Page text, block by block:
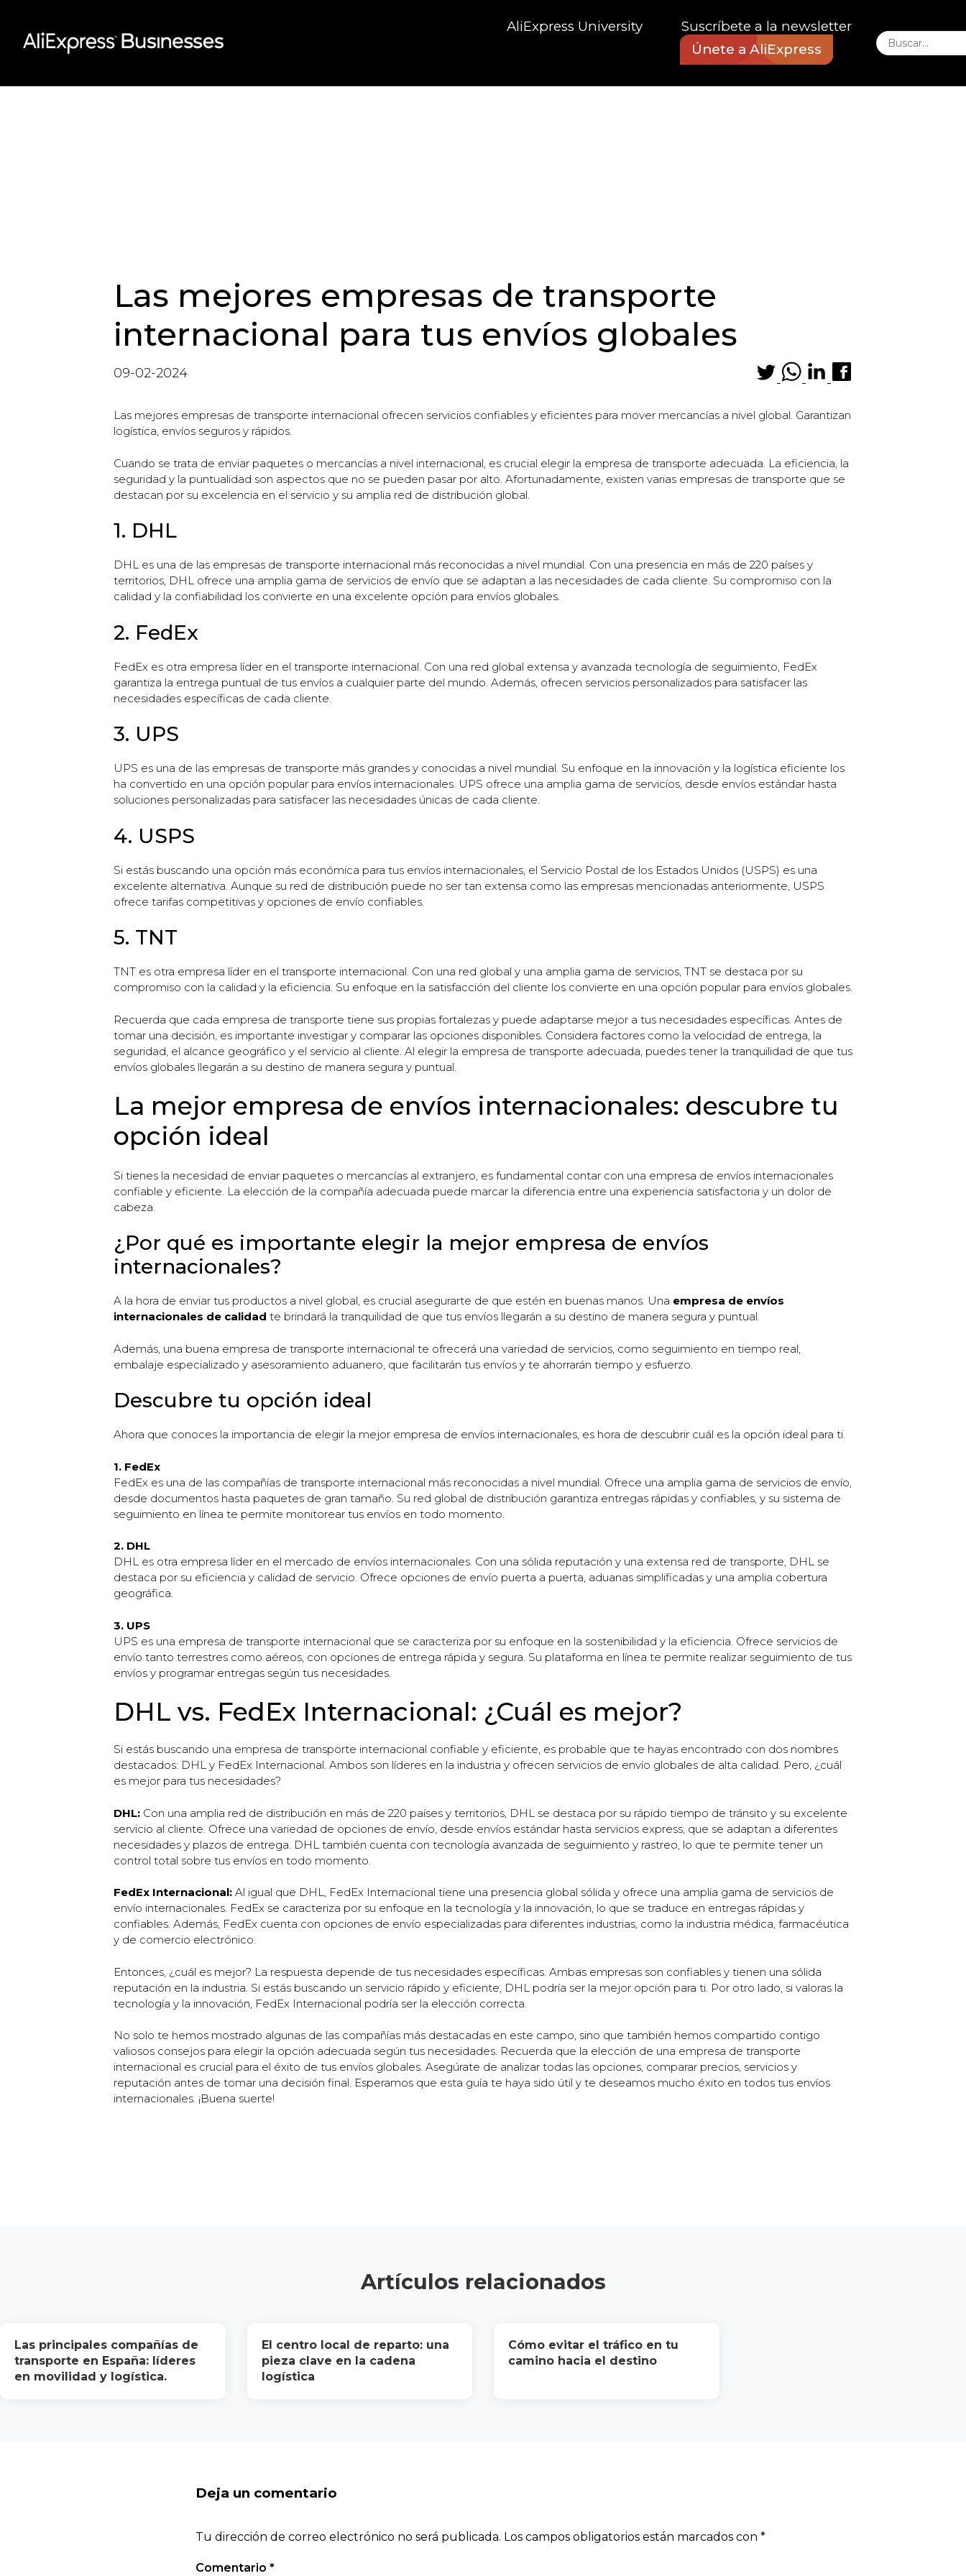
content
AliExpress University
Suscríbete a la newsletter
Únete a AliExpress
Las mejores empresas de transporte
internacional para tus envíos globales
09-02-2024
Las mejores empresas de transporte internacional ofrecen servicios confiables y eficientes para mover mercancías a nivel global. Garantizan
logística, envíos seguros y rápidos.
Cuando se trata de enviar paquetes o mercancías a nivel internacional, es crucial elegir la empresa de transporte adecuada. La eficiencia, la
seguridad y la puntualidad son aspectos que no se pueden pasar por alto. Afortunadamente, existen varias empresas de transporte que se
destacan por su excelencia en el servicio y su amplia red de distribución global.
1. DHL
DHL es una de las empresas de transporte internacional más reconocidas a nivel mundial. Con una presencia en más de 220 países y
territorios, DHL ofrece una amplia gama de servicios de envío que se adaptan a las necesidades de cada cliente. Su compromiso con la
calidad y la confiabilidad los convierte en una excelente opción para envíos globales.
2. FedEx
FedEx es otra empresa líder en el transporte internacional. Con una red global extensa y avanzada tecnología de seguimiento, FedEx
garantiza la entrega puntual de tus envíos a cualquier parte del mundo. Además, ofrecen servicios personalizados para satisfacer las
necesidades específicas de cada cliente.
3. UPS
UPS es una de las empresas de transporte más grandes y conocidas a nivel mundial. Su enfoque en la innovación y la logística eficiente los
ha convertido en una opción popular para envíos internacionales. UPS ofrece una amplia gama de servicios, desde envíos estándar hasta
soluciones personalizadas para satisfacer las necesidades únicas de cada cliente.
4. USPS
Si estás buscando una opción más económica para tus envíos internacionales, el Servicio Postal de los Estados Unidos (USPS) es una
excelente alternativa. Aunque su red de distribución puede no ser tan extensa como las empresas mencionadas anteriormente, USPS
ofrece tarifas competitivas y opciones de envío confiables.
5. TNT
TNT es otra empresa líder en el transporte internacional. Con una red global y una amplia gama de servicios, TNT se destaca por su
compromiso con la calidad y la eficiencia. Su enfoque en la satisfacción del cliente los convierte en una opción popular para envíos globales.
Recuerda que cada empresa de transporte tiene sus propias fortalezas y puede adaptarse mejor a tus necesidades específicas. Antes de
tomar una decisión, es importante investigar y comparar las opciones disponibles. Considera factores como la velocidad de entrega, la
seguridad, el alcance geográfico y el servicio al cliente. Al elegir la empresa de transporte adecuada, puedes tener la tranquilidad de que tus
envíos globales llegarán a su destino de manera segura y puntual.
La mejor empresa de envíos internacionales: descubre tu
opción ideal
Si tienes la necesidad de enviar paquetes o mercancías al extranjero, es fundamental contar con una empresa de envíos internacionales
confiable y eficiente. La elección de la compañía adecuada puede marcar la diferencia entre una experiencia satisfactoria y un dolor de
cabeza.
¿Por qué es importante elegir la mejor empresa de envíos
internacionales?
A la hora de enviar tus productos a nivel global, es crucial asegurarte de que estén en buenas manos. Una empresa de envíos
internacionales de calidad te brindará la tranquilidad de que tus envíos llegarán a su destino de manera segura y puntual.
Además, una buena empresa de transporte internacional te ofrecerá una variedad de servicios, como seguimiento en tiempo real,
embalaje especializado y asesoramiento aduanero, que facilitarán tus envíos y te ahorrarán tiempo y esfuerzo.
Descubre tu opción ideal
Ahora que conoces la importancia de elegir la mejor empresa de envíos internacionales, es hora de descubrir cuál es la opción ideal para ti.
1. FedEx
FedEx es una de las compañías de transporte internacional más reconocidas a nivel mundial. Ofrece una amplia gama de servicios de envío,
desde documentos hasta paquetes de gran tamaño. Su red global de distribución garantiza entregas rápidas y confiables, y su sistema de
seguimiento en línea te permite monitorear tus envíos en todo momento.
2. DHL
DHL es otra empresa líder en el mercado de envíos internacionales. Con una sólida reputación y una extensa red de transporte, DHL se
destaca por su eficiencia y calidad de servicio. Ofrece opciones de envío puerta a puerta, aduanas simplificadas y una amplia cobertura
geográfica.
3. UPS
UPS es una empresa de transporte internacional que se caracteriza por su enfoque en la sostenibilidad y la eficiencia. Ofrece servicios de
envío tanto terrestres como aéreos, con opciones de entrega rápida y segura. Su plataforma en línea te permite realizar seguimiento de tus
envíos y programar entregas según tus necesidades.
DHL vs. FedEx Internacional: ¿Cuál es mejor?
Si estás buscando una empresa de transporte internacional confiable y eficiente, es probable que te hayas encontrado con dos nombres
destacados: DHL y FedEx Internacional. Ambos son líderes en la industria y ofrecen servicios de envío globales de alta calidad. Pero, ¿cuál
es mejor para tus necesidades?
DHL: Con una amplia red de distribución en más de 220 países y territorios, DHL se destaca por su rápido tiempo de tránsito y su excelente
servicio al cliente. Ofrece una variedad de opciones de envío, desde envíos estándar hasta servicios express, que se adaptan a diferentes
necesidades y plazos de entrega. DHL también cuenta con tecnología avanzada de seguimiento y rastreo, lo que te permite tener un
control total sobre tus envíos en todo momento.
FedEx Internacional: Al igual que DHL, FedEx Internacional tiene una presencia global sólida y ofrece una amplia gama de servicios de
envío internacionales. FedEx se caracteriza por su enfoque en la tecnología y la innovación, lo que se traduce en entregas rápidas y
confiables. Además, FedEx cuenta con opciones de envío especializadas para diferentes industrias, como la industria médica, farmacéutica
y de comercio electrónico.
Entonces, ¿cuál es mejor? La respuesta depende de tus necesidades específicas. Ambas empresas son confiables y tienen una sólida
reputación en la industria. Si estás buscando un servicio rápido y eficiente, DHL podría ser la mejor opción para ti. Por otro lado, si valoras la
tecnología y la innovación, FedEx Internacional podría ser la elección correcta.
No solo te hemos mostrado algunas de las compañías más destacadas en este campo, sino que también hemos compartido contigo
valiosos consejos para elegir la opción adecuada según tus necesidades. Recuerda que la elección de una empresa de transporte
internacional es crucial para el éxito de tus envíos globales. Asegúrate de analizar todas las opciones, comparar precios, servicios y
reputación antes de tomar una decisión final. Esperamos que esta guía te haya sido útil y te deseamos mucho éxito en todos tus envíos
internacionales. ¡Buena suerte!
Artículos relacionados
Las principales compañías de
transporte en España: líderes
en movilidad y logística.
El centro local de reparto: una
pieza clave en la cadena
logística
Cómo evitar el tráfico en tu
camino hacia el destino
Deja un comentario
Tu dirección de correo electrónico no será publicada. Los campos obligatorios están marcados con *
Comentario *